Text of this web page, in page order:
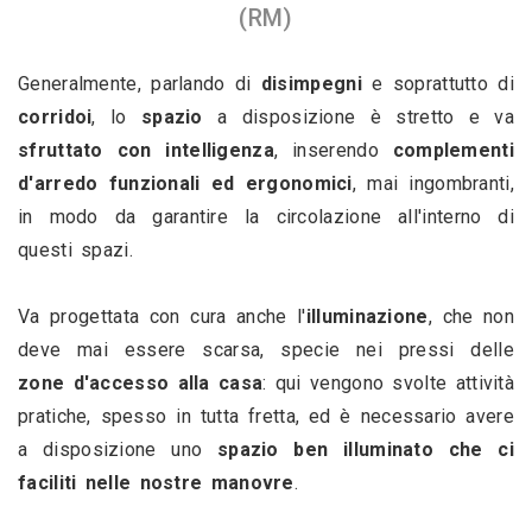
(RM)
Generalmente, parlando di disimpegni
e soprattutto di
corridoi, lo spazio
sfruttato con intelligenza, inserendo complementi
d'arredo funzionali ed ergonomici, mai ingombranti,
in modo da garantire la circolazione all'interno di
questi spazi.
Va progettata con cura anche l'illuminazione, che non
deve mai essere scarsa, specie nei pressi delle
zone d'accesso alla casa: qui vengono svolte attività
pratiche, spesso in tutta fretta, ed è necessario avere
a disposizione uno spazio ben illuminato che ci
faciliti nelle nostre manovre.